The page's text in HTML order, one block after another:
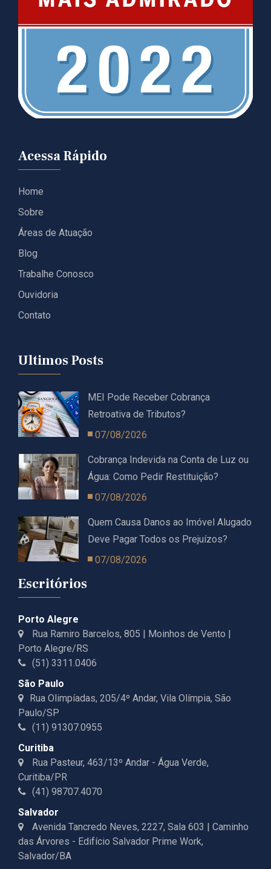
Acessa Rápido
Home
Sobre
Áreas de Atuação
Blog
Trabalhe Conosco
Ouvidoria
Contato
Ultimos Posts
MEI Pode Receber Cobrança
Retroativa de Tributos?
07/08/2026
Cobrança Indevida na Conta de Luz ou
Água: Como Pedir Restituição?
07/08/2026
Quem Causa Danos ao Imóvel Alugado
Deve Pagar Todos os Prejuízos?
07/08/2026
Escritórios
Porto Alegre
Rua Ramiro Barcelos, 805 | Moinhos de Vento |
Porto Alegre/RS
(51) 3311.0406
São Paulo
Rua Olimpíadas, 205/4º Andar, Vila Olímpia, São
Paulo/SP
(11) 91307.0955
Curitiba
Rua Pasteur, 463/13º Andar - Água Verde,
Curitiba/PR
(41) 98707.4070
Salvador
Avenida Tancredo Neves, 2227, Sala 603 | Caminho
das Árvores - Edifício Salvador Prime Work,
Salvador/BA